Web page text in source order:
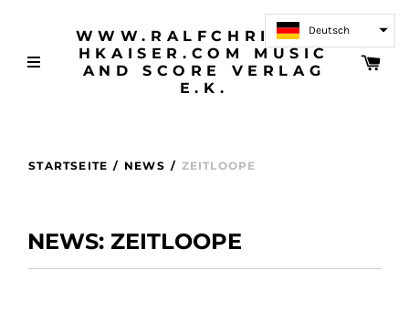
WWW.RALFCHRISTOP
HKAISER.COM MUSIC
AND SCORE VERLAG
E.K.
STARTSEITE / NEWS / ZEITLOOPE
NEWS: ZEITLOOPE
Deutsch